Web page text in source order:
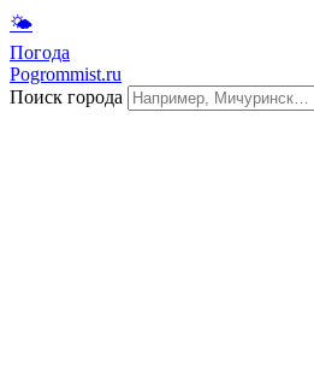
🌤
Погода
Pogrommist.ru
Поиск города